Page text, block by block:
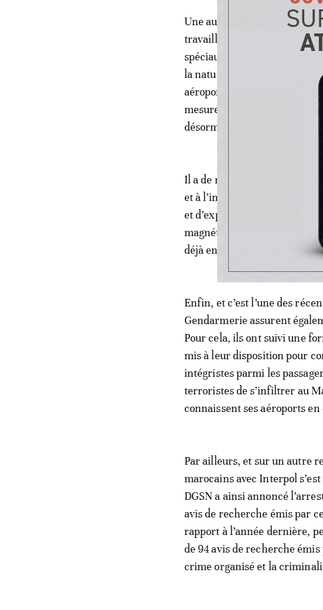
Une autre disposition
travaillant dans les aéroports.
spéciaux munis d'une puce
la nature de leur mission. A
aéroports. Les porteurs de
mesures: ils n’ont plus le
désormais, aux voyageurs.
Il a de même été procédé au
et à l’installation d'un
et d’explosifs plus
magnétiques, des caméras
déjà en place.
Enfin, et c’est l’une des
Gendarmerie assurent
Pour cela, ils ont suivi une
mis à leur disposition pour
intégristes parmi les
terroristes de s’infiltrer au
connaissent ses aéroports
Par ailleurs, et sur un autre
marocains avec Interpol
DGSN a ainsi annoncé
avis de recherche émis par
rapport à l’année dernière,
de 94 avis de recherche
crime organisé et la